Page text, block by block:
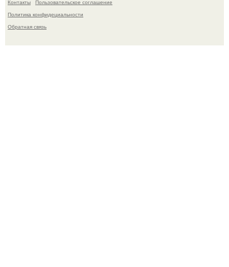
Контакты
Пользовательское соглашение
Политика конфидециальности
Обратная связь